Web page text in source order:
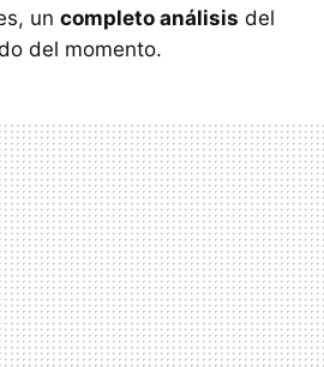
un completo análisis del
del momento.